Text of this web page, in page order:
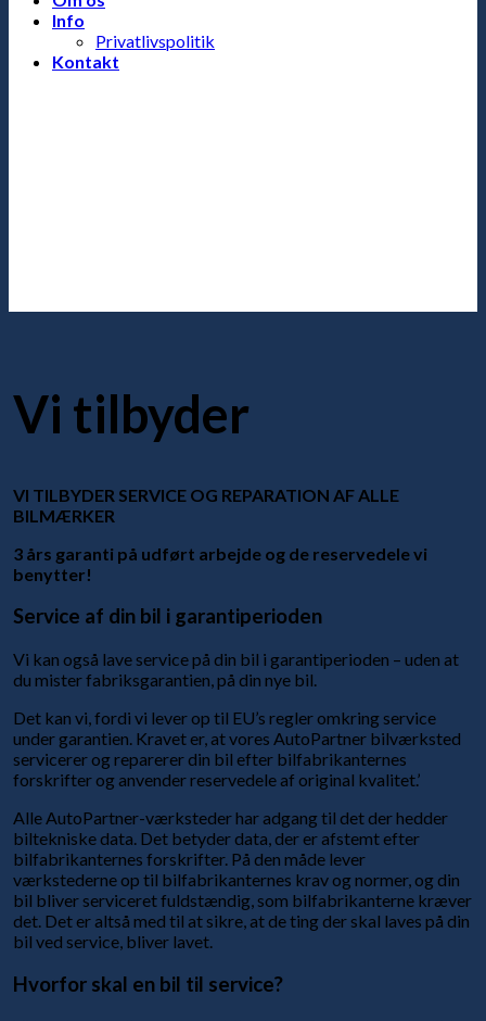
Info
Privatlivspolitik
Kontakt
Vi tilbyder
VI TILBYDER SERVICE OG REPARATION AF ALLE
BILMÆRKER
3 års garanti på udført arbejde og de reservedele vi
benytter!
Service af din bil i garantiperioden
Vi kan også lave service på din bil i garantiperioden – uden at
du mister fabriksgarantien, på din nye bil.
Det kan vi, fordi vi lever op til EU’s regler omkring service
under garantien. Kravet er, at vores AutoPartner bilværksted
servicerer og reparerer din bil efter bilfabrikanternes
forskrifter og anvender reservedele af original kvalitet.’
Alle AutoPartner-værksteder har adgang til det der hedder
biltekniske data. Det betyder data, der er afstemt efter
bilfabrikanternes forskrifter. På den måde lever
værkstederne op til bilfabrikanternes krav og normer, og din
bil bliver serviceret fuldstændig, som bilfabrikanterne kræver
det. Det er altså med til at sikre, at de ting der skal laves på din
bil ved service, bliver lavet.
Hvorfor skal en bil til service?